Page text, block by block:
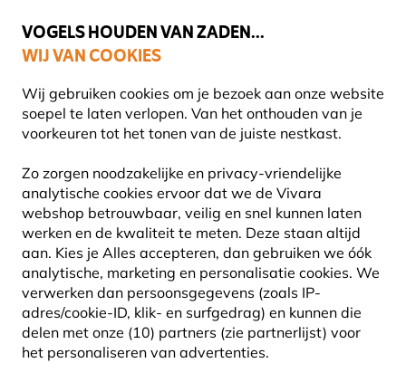
VOGELS HOUDEN VAN ZADEN...
WIJ VAN COOKIES
Wij gebruiken cookies om je bezoek aan onze website
soepel te laten verlopen. Van het onthouden van je
voorkeuren tot het tonen van de juiste nestkast.
Zo zorgen noodzakelijke en privacy-vriendelijke
analytische cookies ervoor dat we de Vivara
webshop betrouwbaar, veilig en snel kunnen laten
werken en de kwaliteit te meten. Deze staan altijd
aan. Kies je Alles accepteren, dan gebruiken we óók
analytische, marketing en personalisatie cookies. We
verwerken dan persoonsgegevens (zoals IP-
adres/cookie-ID, klik- en surfgedrag) en kunnen die
delen met onze (10) partners (zie partnerlijst) voor
het personaliseren van advertenties.
Gratis thuisbezorgd vanaf €49
VOGELBOEKEN
27 Producten